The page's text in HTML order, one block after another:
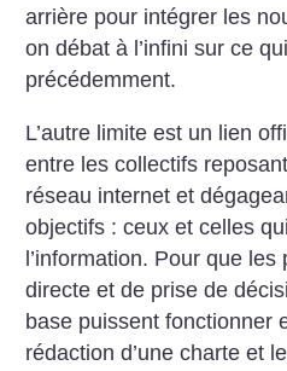
arrière pour intégrer les
on débat à l’infini sur ce
précédemment.
L’autre limite est un lien
entre les collectifs
réseau internet et
objectifs : ceux et celles
l’information. Pour que
directe et de prise de
base puissent fonctionner
rédaction d’une charte et